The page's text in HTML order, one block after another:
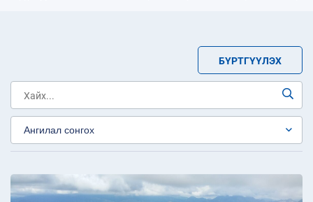
БҮРТГҮҮЛЭХ